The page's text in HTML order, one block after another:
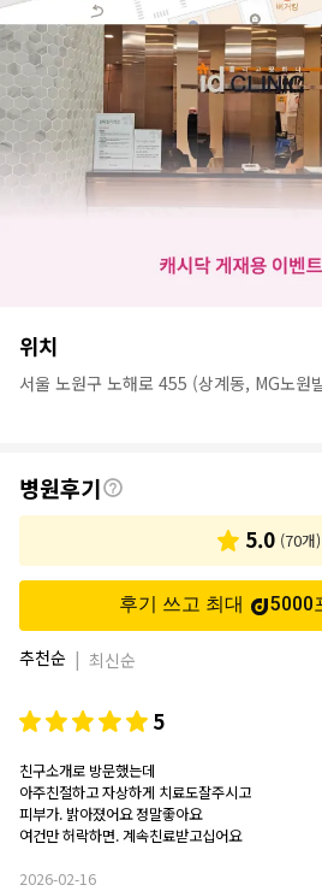
병
원
위치
서울 노원구 노해로 455 (상계동, MG노원
후
기
병원후기
5.0 (70개)
후기 쓰고 최대 5000
추천순 | 최신순
5
친구소개로 방문했는데
아주친절하고 자상하게 치료도잘주시고
피부가. 밝아졌어요 정말좋아요
2026-02-16